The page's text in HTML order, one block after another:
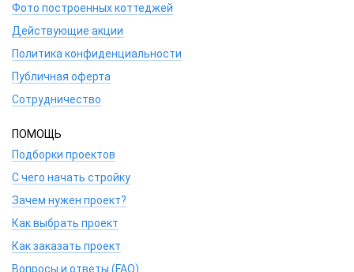
Фото построенных коттеджей
Действующие акции
Политика конфиденциальности
Публичная оферта
Сотрудничество
ПОМОЩЬ
Подборки проектов
С чего начать стройку
Зачем нужен проект?
Как выбрать проект
Как заказать проект
Вопросы и ответы (FAQ)